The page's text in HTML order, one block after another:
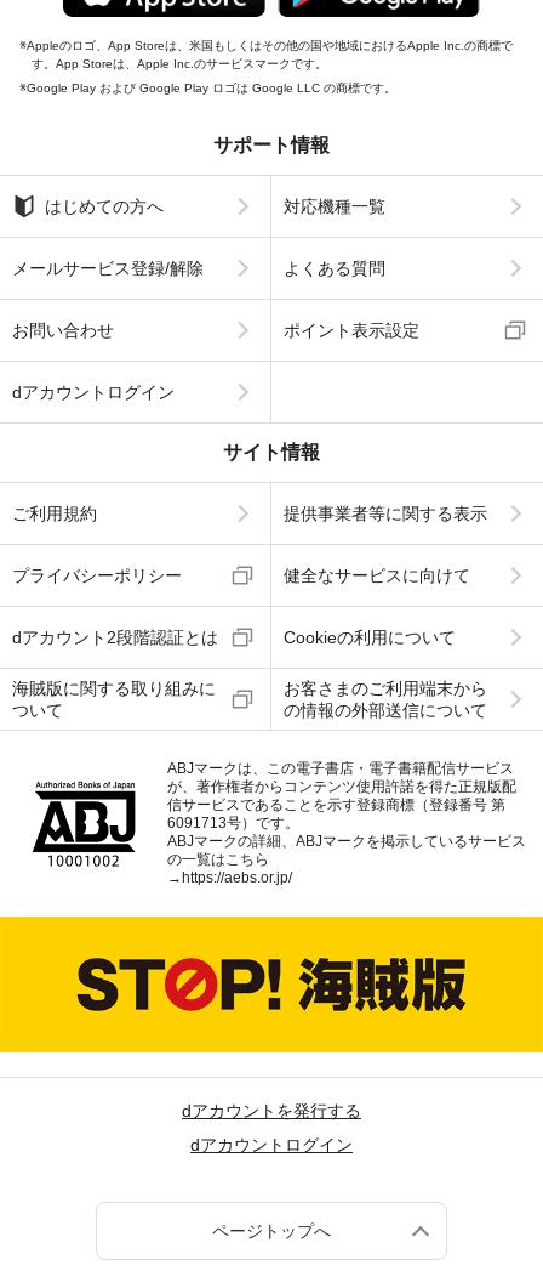
Appleのロゴ、App Storeは、米国もしくはその他の国や地域におけるApple Inc.の商標で
す。App Storeは、Apple Inc.のサービスマークです。
Google Play および Google Play ロゴは Google LLC の商標です。
サポート情報
はじめての方へ 対応機種一覧
メールサービス登録/解除 よくある質問
お問い合わせ ポイント表示設定
dアカウントログイン
サイト情報
ご利用規約 提供事業者等に関する表示
プライバシーポリシー 健全なサービスに向けて
dアカウント2段階認証とは Cookieの利用について
海賊版に関する取り組みに
ついて
お客さまのご利用端末から
の情報の外部送信について
ABJマークは、この電子書店・電子書籍配信サービス
が、著作権者からコンテンツ使用許諾を得た正規版配
信サービスであることを示す登録商標（登録番号 第
6091713号）です。
ABJマークの詳細、ABJマークを掲示しているサービス
の一覧はこちら
→ https://aebs.or.jp/
dアカウントを発行する
dアカウントログイン
ページトップへ